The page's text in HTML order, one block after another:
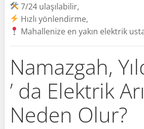
7/24 ulaşılabilir,
Hızlı yönlendirme,
Mahallenize en yakın elektrik
Namazgah,
’ da Elektrik
Neden Olur?